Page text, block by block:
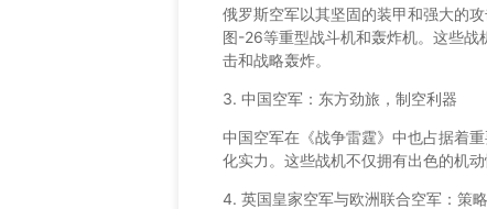
俄罗斯空军以其坚固的装甲和强大的
图-26等重型战斗机和轰炸机。这些
击和战略轰炸。
3. 中国空军：东方劲旅，制空利器
中国空军在《战争雷霆》中也占据着
化实力。这些战机不仅拥有出色的机
4. 英国皇家空军与欧洲联合空军：策